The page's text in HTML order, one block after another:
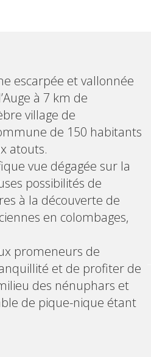
escarpée et vallonnée
à 7 km de
village de
de 150 habitants
atouts.
vue dégagée sur la
possibilités de
à la découverte de
en colombages,
promeneurs de
et de profiter de
des nénuphars et
de pique-nique étant